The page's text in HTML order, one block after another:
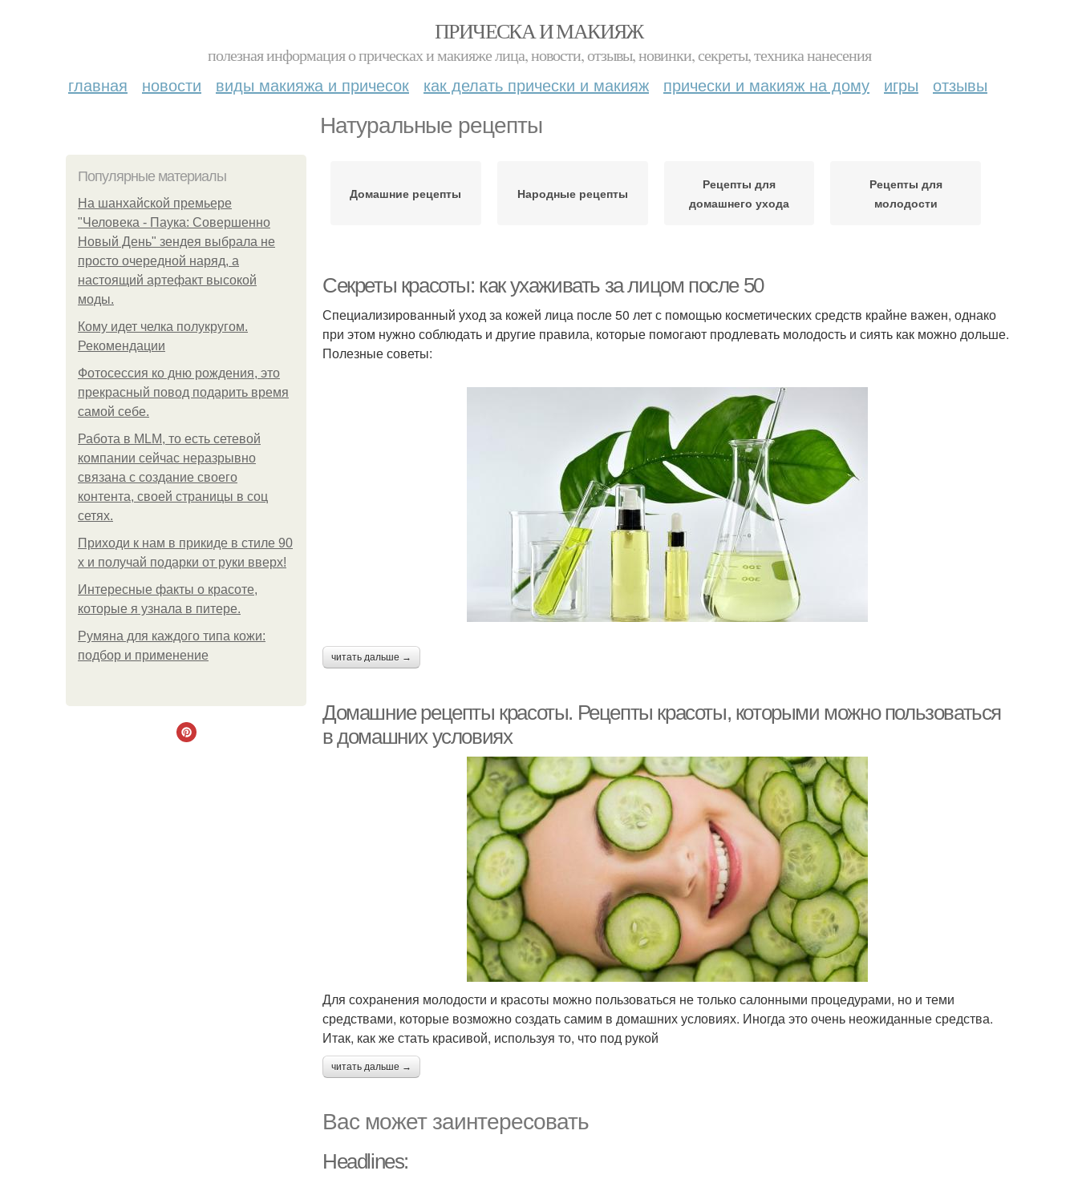
ПРИЧЕСКА И МАКИЯЖ
полезная информация о прическах и макияже лица, новости, отзывы, новинки, секреты, техника нанесения
главная новости виды макияжа и причесок как делать прически и макияж прически и макияж на дому игры отзывы
Натуральные рецепты
Популярные материалы
На шанхайской премьере
"Человека - Паука: Совершенно
Новый День" зендея выбрала не
просто очередной наряд, а
настоящий артефакт высокой
моды.
Кому идет челка полукругом.
Рекомендации
Фотосессия ко дню рождения, это
прекрасный повод подарить время
самой себе.
Работа в MLM, то есть сетевой
компании сейчас неразрывно
связана с создание своего
контента, своей страницы в соц
сетях.
Приходи к нам в прикиде в стиле 90
х и получай подарки от руки вверх!
Интересные факты о красоте,
которые я узнала в питере.
Румяна для каждого типа кожи:
подбор и применение
Домашние рецепты Народные рецепты
Рецепты для
домашнего ухода
Рецепты для
молодости
Секреты красоты: как ухаживать за лицом после 50
Специализированный уход за кожей лица после 50 лет с помощью косметических средств крайне важен, однако
при этом нужно соблюдать и другие правила, которые помогают продлевать молодость и сиять как можно дольше.
Полезные советы:
читать дальше →
Домашние рецепты красоты. Рецепты красоты, которыми можно пользоваться
в домашних условиях
Для сохранения молодости и красоты можно пользоваться не только салонными процедурами, но и теми
средствами, которые возможно создать самим в домашних условиях. Иногда это очень неожиданные средства.
Итак, как же стать красивой, используя то, что под рукой
читать дальше →
Вас может заинтересовать
Headlines: